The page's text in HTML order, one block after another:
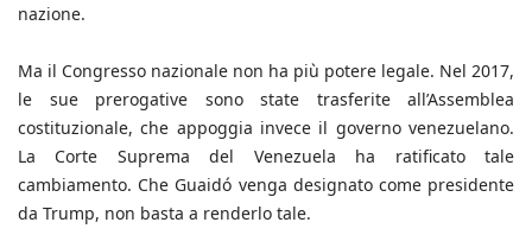
nazione.
Ma il Congresso nazionale non ha più potere legale. Nel 2017,
le sue prerogative sono state trasferite all’Assemblea
costituzionale, che appoggia invece il governo venezuelano.
La Corte Suprema del Venezuela ha ratificato tale
cambiamento. Che Guaidó venga designato come presidente
da Trump, non basta a renderlo tale.